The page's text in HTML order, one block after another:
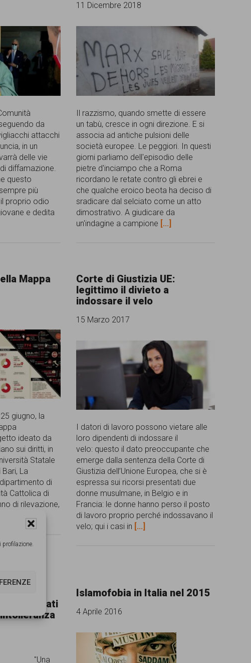
da
attacchi
in un
delle vie
diffamazione.
questo
più
proprio odio
e dedita
11 Dicembre 2018
Il razzismo, quando smette di essere
un tabù, cresce in ogni direzione. E si
associa ad antiche pulsioni delle
società europee. Le peggiori. In questi
giorni parliamo dell'episodio delle
pietre d'inciampo che a Roma
ricordano le retate contro gli ebrei e
che qualche eroico beota ha deciso di
sradicare dal selciato come un atto
dimostrativo. A giudicare da
un'indagine a campione [...]
Mappa
giugno, la
ideato da
sui diritti, in
Statale
Bari, La
di
Cattolica di
di rilevazione,
Corte di Giustizia UE:
legittimo il divieto a
indossare il velo
15 Marzo 2017
I datori di lavoro possono vietare alle
loro dipendenti di indossare il
velo: questo il dato preoccupante che
emerge dalla sentenza della Corte di
Giustizia dell’Unione Europea, che si è
espressa sui ricorsi presentati due
donne musulmane, in Belgio e in
Francia: le donne hanno perso il posto
di lavoro proprio perché indossavano il
velo; qui i casi in [...]
I dati
"Una
Islamofobia in Italia nel 2015
4 Aprile 2016